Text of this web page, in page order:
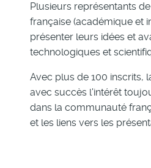
Plusieurs représentants
française (académique et
présenter leurs idées et
technologiques et
Avec plus de 100 inscrits,
avec succès l'intérêt
dans la communauté
et les liens vers les